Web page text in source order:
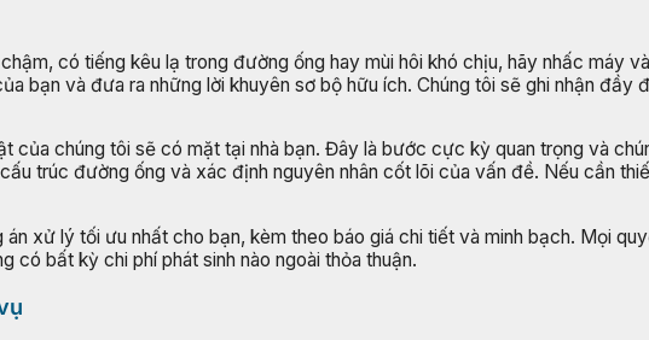
có tiếng kêu lạ trong đường ống hay mùi hôi khó chịu, hãy nhấc máy
bạn và đưa ra những lời khuyên sơ bộ hữu ích. Chúng tôi sẽ ghi nhận đầy
của chúng tôi sẽ có mặt tại nhà bạn. Đây là bước cực kỳ quan trọng và
trúc đường ống và xác định nguyên nhân cốt lõi của vấn đề. Nếu cần
xử lý tối ưu nhất cho bạn, kèm theo báo giá chi tiết và minh bạch. Mọi
có bất kỳ chi phí phát sinh nào ngoài thỏa thuận.